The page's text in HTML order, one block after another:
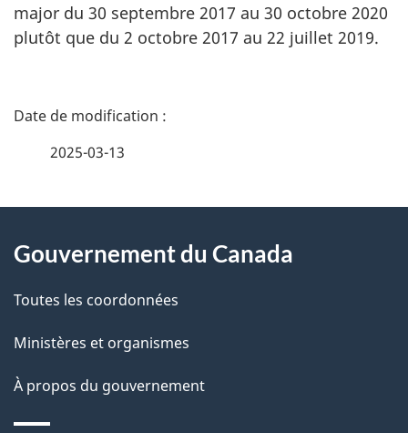
major du 30 septembre 2017 au 30 octobre 2020
plutôt que du 2 octobre 2017 au 22 juillet 2019.
D
i
l
s
d
e
2025-03-13
propos
de
ce
site
Gouvernement du Canada
Toutes les coordonnées
Ministères et organismes
À propos du gouvernement